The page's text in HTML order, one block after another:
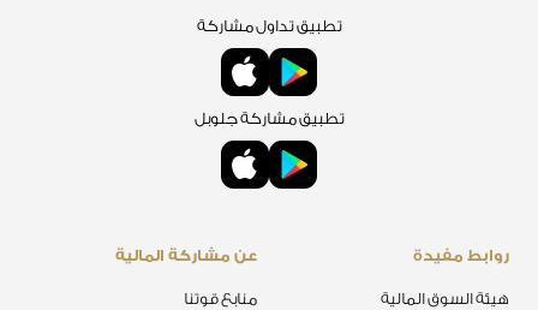
عن مشاركة المالية
منابع قوتنا
روابط مفيدة
هيئة السوق المالية
تطبيق تداول مشاركة
تطبيق مشاركة جلوبل